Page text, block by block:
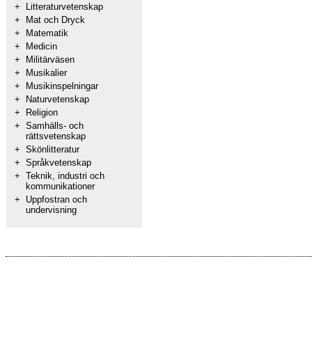
+
Litteraturvetenskap
+
Mat och Dryck
+
Matematik
+
Medicin
+
Militärväsen
+
Musikalier
+
Musikinspelningar
+
Naturvetenskap
+
Religion
+ Samhälls- och
rättsvetenskap
+ Skönlitteratur
+ Språkvetenskap
+ Teknik, industri och
kommunikationer
+
Uppfostran och
undervisning